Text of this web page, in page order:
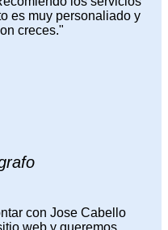
es muy personaliado y
creces."
con Jose Cabello
web y queremos